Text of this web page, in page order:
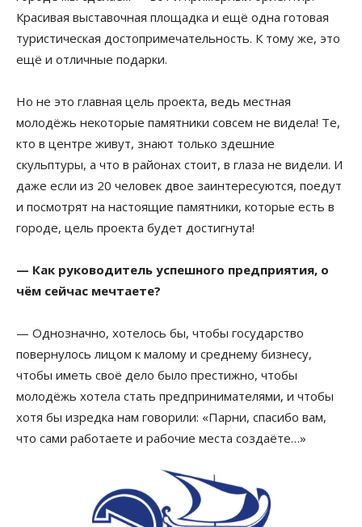
Красивая выставочная площадка и ещё одна готовая
туристическая достопримечательность. К тому же, это
ещё и отличные подарки.
Но не это главная цель проекта, ведь местная
молодёжь некоторые памятники совсем не видела! Те,
кто в центре живут, знают только здешние
скульптуры, а что в районах стоит, в глаза не видели. И
даже если из 20 человек двое заинтересуются, поедут
и посмотрят на настоящие памятники, которые есть в
городе, цель проекта будет достигнута!
— Как руководитель успешного предприятия, о
чём сейчас мечтаете?
— Однозначно, хотелось бы, чтобы государство
повернулось лицом к малому и среднему бизнесу,
чтобы иметь своё дело было престижно, чтобы
молодёжь хотела стать предпринимателями, и чтобы
хотя бы изредка нам говорили: «Парни, спасибо вам,
что сами работаете и рабочие места создаёте…»